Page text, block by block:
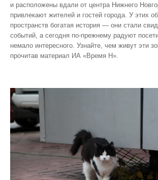
и расположены вдали от центра Нижнего
привлекают жителей и гостей города. У этих
пространств богатая история — они стали
событий, а сегодня по‑прежнему радуют
немало интересного. Узнайте, чем живут эти
прочитав материал ИА «Время Н».